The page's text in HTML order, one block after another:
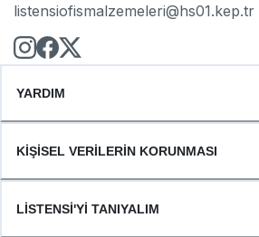
listensiofismalzemeleri@hs01.kep.tr
YARDIM
KİŞİSEL VERİLERİN KORUNMASI
LİSTENSİ'Yİ TANIYALIM